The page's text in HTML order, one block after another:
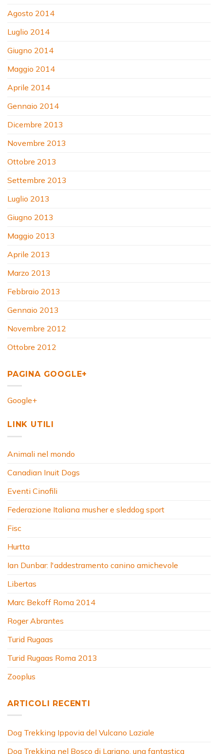
Agosto 2014
Luglio 2014
Giugno 2014
Maggio 2014
Aprile 2014
Gennaio 2014
Dicembre 2013
Novembre 2013
Ottobre 2013
Settembre 2013
Luglio 2013
Giugno 2013
Maggio 2013
Aprile 2013
Marzo 2013
Febbraio 2013
Gennaio 2013
Novembre 2012
Ottobre 2012
PAGINA GOOGLE+
Google+
LINK UTILI
Animali nel mondo
Canadian Inuit Dogs
Eventi Cinofili
Federazione Italiana musher e sleddog sport
Fisc
Hurtta
Ian Dunbar: l'addestramento canino amichevole
Libertas
Marc Bekoff Roma 2014
Roger Abrantes
Turid Rugaas
Turid Rugaas Roma 2013
Zooplus
ARTICOLI RECENTI
Dog Trekking Ippovia del Vulcano Laziale
Dog Trekking nel Bosco di Lariano, una fantastica